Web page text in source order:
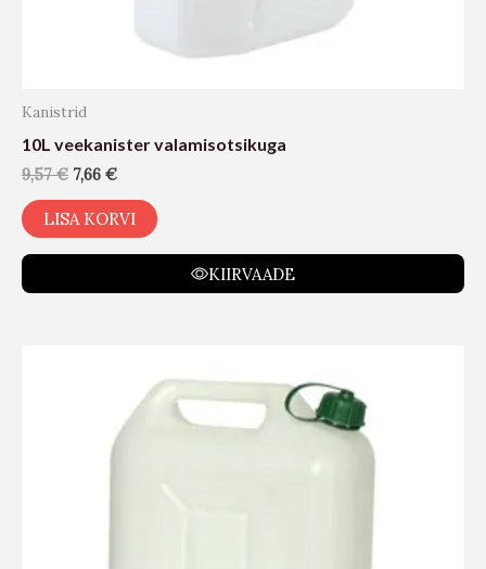
Kanistrid
10L veekanister valamisotsikuga
9,57€ 7,66 €
LISA KORVI
KIIRVAADE